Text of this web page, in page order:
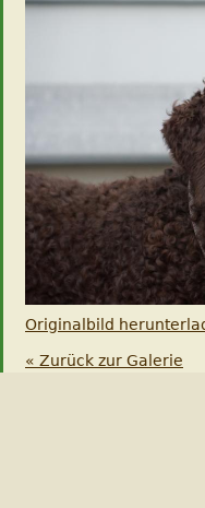
Originalbild
« Zurück zur Galerie